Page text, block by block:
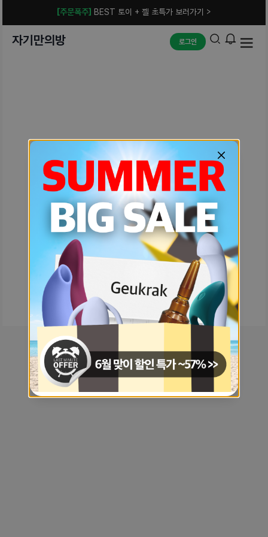
[주문폭주] BEST 토이 + 젤 초특가 보러가기 >
자기만의방 로그인
예상치 못한 에러입니다.